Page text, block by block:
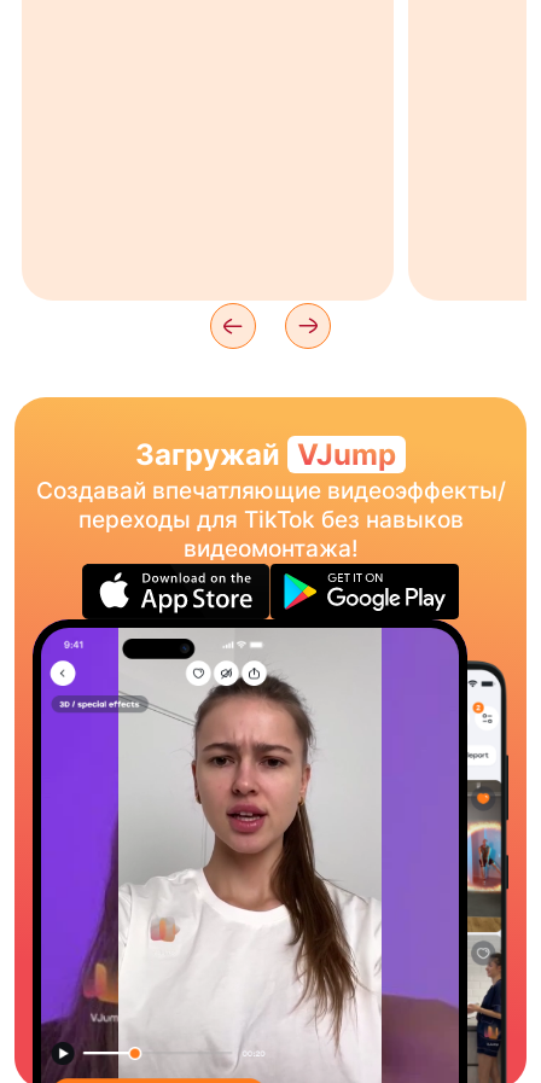
Загружай VJump
Создавай впечатляющие видеоэффекты/
переходы для TikTok без навыков
видеомонтажа!